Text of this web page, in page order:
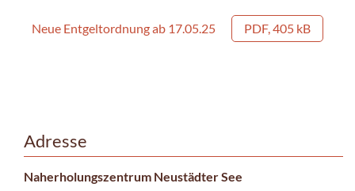
Neue Entgeltordnung ab 17.05.25 PDF, 405 kB
Adresse
Naherholungszentrum Neustädter See